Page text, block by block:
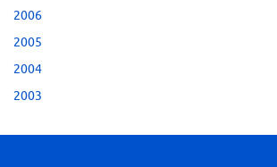
2006
2005
2004
2003